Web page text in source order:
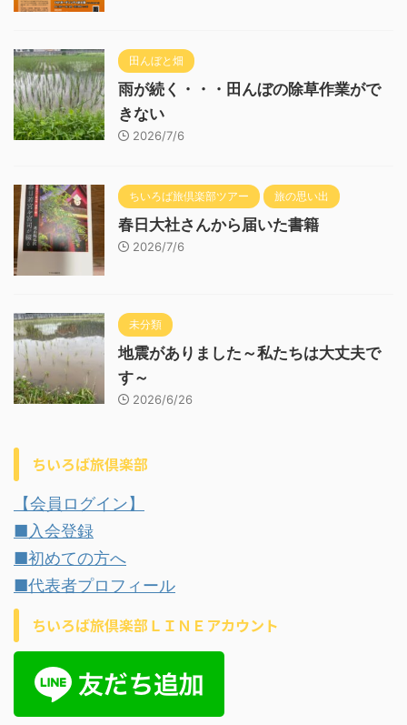
田んぼと畑
雨が続く・・・田んぼの除草作業がで
きない
2026/7/6
ちいろば旅倶楽部ツアー 旅の思い出
春日大社さんから届いた書籍
2026/7/6
未分類
地震がありました～私たちは大丈夫で
す～
2026/6/26
ちいろば旅倶楽部
【会員ログイン】
■入会登録
■初めての方へ
■代表者プロフィール
ちいろば旅倶楽部ＬＩＮＥアカウント